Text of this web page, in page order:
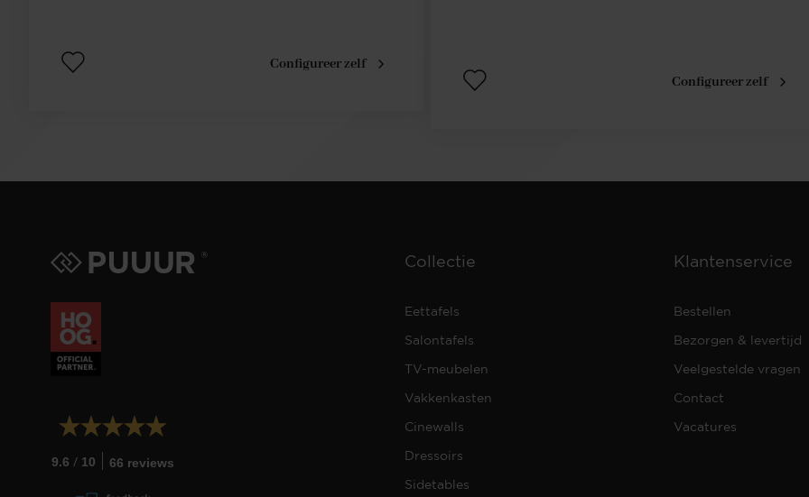
Configureer zelf
Configureer zelf
9.6 / 10 66 reviews
Collectie
Eettafels
Salontafels
TV-meubelen
Vakkenkasten
Cinewalls
Dressoirs
Sidetables
Klantenservice
Bestellen
Bezorgen & levertijd
Veelgestelde vragen
Contact
Vacatures